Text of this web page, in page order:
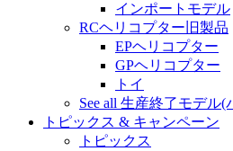
インポートモデル
RCヘリコプター旧製品
EPヘリコプター
GPヘリコプター
トイ
See all 生産終了モデル(
トピックス & キャンペーン
トピックス